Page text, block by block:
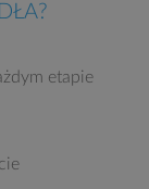
etapie